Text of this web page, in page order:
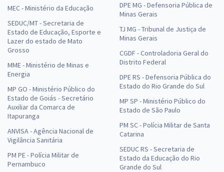
MEC - Ministério da Educação
SEDUC/MT - Secretaria de
Estado de Educação, Esporte e
Lazer do estado de Mato
Grosso
MME - Ministério de Minas e
Energia
MP GO - Ministério Público do
Estado de Goiás - Secretário
Auxiliar da Comarca de
Itapuranga
ANVISA - Agência Nacional de
Vigilância Sanitária
PM PE - Polícia Militar de
Pernambuco
DPE MG - Defensoria Pública de
Minas Gerais
TJ MG - Tribunal de Justiça de
Minas Gerais
CGDF - Controladoria Geral do
Distrito Federal
DPE RS - Defensoria Pública do
Estado do Rio Grande do Sul
MP SP - Ministério Público do
Estado de São Paulo
PM SC - Polícia Militar de Santa
Catarina
SEDUC RS - Secretaria de
Estado da Educação do Rio
Grande do Sul